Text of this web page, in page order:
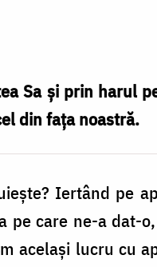
Sa şi prin harul
din faţa noastră.
Iertând pe
pe care ne-a dat-
acelaşi lucru cu